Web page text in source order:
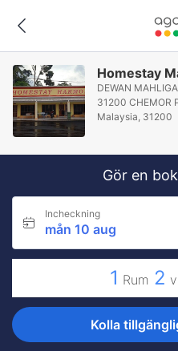
Homestay
DEWAN
31200 CHEMOR
Malaysia, 31200
Gör en
Incheckning
mån 10 aug
1 Rum 2
Kolla